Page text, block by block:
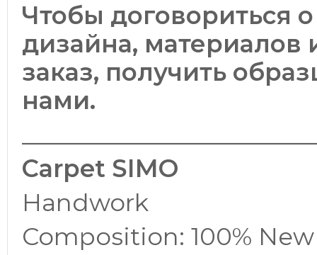
Чтобы договориться
дизайна, материалов
заказ, получить
нами.
Carpet SIMO
Handwork
Composition: 100%